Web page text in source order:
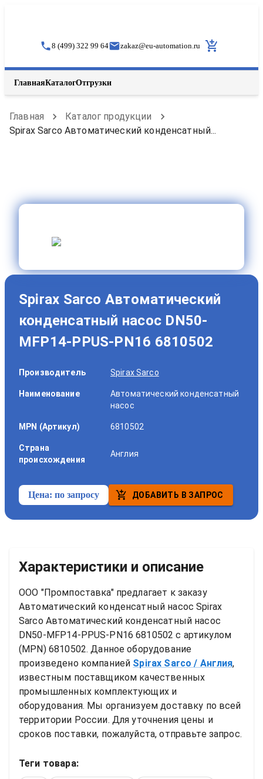
8 (499) 322 99 64 zakaz@eu-automation.ru
ГлавнаяКаталогОтгрузки
Главная
Каталог продукции
Spirax Sarco Автоматический конденсатный...
Spirax Sarco Автоматический
конденсатный насос DN50-
MFP14-PPUS-PN16 6810502
Производитель Spirax Sarco
Наименование
Автоматический конденсатный
насос
MPN (Артикул) 6810502
Страна
происхождения
Англия
Цена: по запросу ДОБАВИТЬ В ЗАПРОС
Характеристики и описание
ООО "Промпоставка" предлагает к заказу
Автоматический конденсатный насос Spirax
Sarco Автоматический конденсатный насос
DN50-MFP14-PPUS-PN16 6810502 с артикулом
(MPN) 6810502. Данное оборудование
произведено компанией Spirax Sarco / Англия,
известным поставщиком качественных
промышленных комплектующих и
оборудования. Мы организуем доставку по всей
территории России. Для уточнения цены и
сроков поставки, пожалуйста, отправьте запрос.
Теги товара: